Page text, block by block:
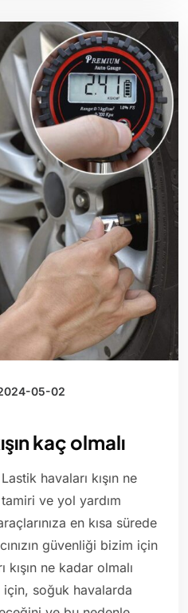
05-02
kaç olmalı
havaları kışın ne
ve yol yardım
en kısa sürede
güvenliği bizim için
ne kadar olmalı
soğuk havalarda